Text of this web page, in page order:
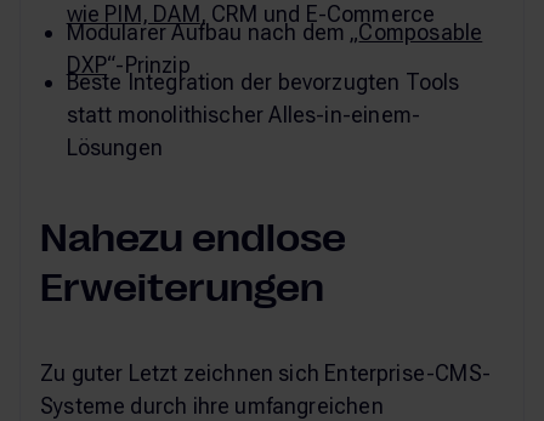
wie PIM, DAM , CRM und E-Commerce
Modularer Aufbau nach dem „Composable
DXP“-Prinzip
Beste Integration der bevorzugten Tools
statt monolithischer Alles-in-einem-
Lösungen
Nahezu endlose
Erweiterungen
Zu guter Letzt zeichnen sich Enterprise-CMS-
Systeme durch ihre umfangreichen